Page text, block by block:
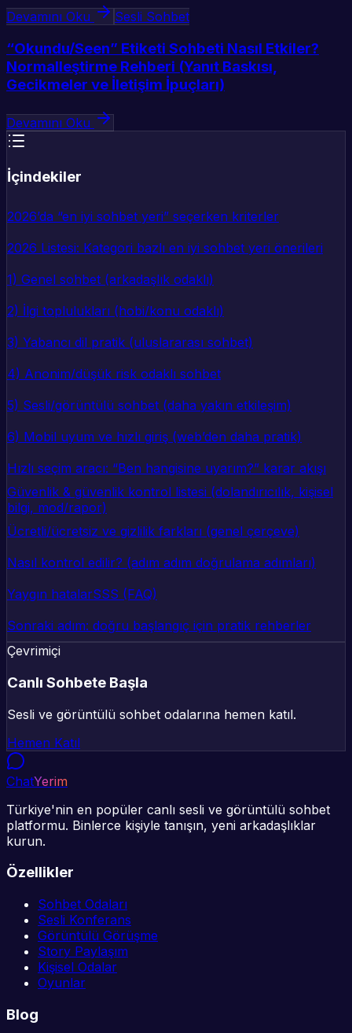
Devamını Oku Sesli Sohbet
“Okundu/Seen” Etiketi Sohbeti Nasıl Etkiler?
Normalleştirme Rehberi (Yanıt Baskısı,
Gecikmeler ve İletişim İpuçları)
Devamını Oku
İçindekiler
2026’da “en iyi sohbet yeri” seçerken kriterler
2026 Listesi: Kategori bazlı en iyi sohbet yeri önerileri
1) Genel sohbet (arkadaşlık odaklı)
2) İlgi toplulukları (hobi/konu odaklı)
3) Yabancı dil pratik (uluslararası sohbet)
4) Anonim/düşük risk odaklı sohbet
5) Sesli/görüntülü sohbet (daha yakın etkileşim)
6) Mobil uyum ve hızlı giriş (web’den daha pratik)
Hızlı seçim aracı: “Ben hangisine uyarım?” karar akışı
Güvenlik & güvenlik kontrol listesi (dolandırıcılık, kişisel
bilgi, mod/rapor)
Ücretli/ücretsiz ve gizlilik farkları (genel çerçeve)
Nasıl kontrol edilir? (adım adım doğrulama adımları)
Yaygın hatalarSSS (FAQ)
Sonraki adım: doğru başlangıç için pratik rehberler
Çevrimiçi
Canlı Sohbete Başla
Sesli ve görüntülü sohbet odalarına hemen katıl.
Hemen Katıl
ChatYerim
Türkiye'nin en popüler canlı sesli ve görüntülü sohbet
platformu. Binlerce kişiyle tanışın, yeni arkadaşlıklar
kurun.
Özellikler
Sohbet Odaları
Sesli Konferans
Görüntülü Görüşme
Story Paylaşım
Kişisel Odalar
Oyunlar
Blog